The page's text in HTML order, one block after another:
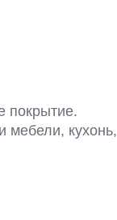
покрытие.
мебели, кухонь,